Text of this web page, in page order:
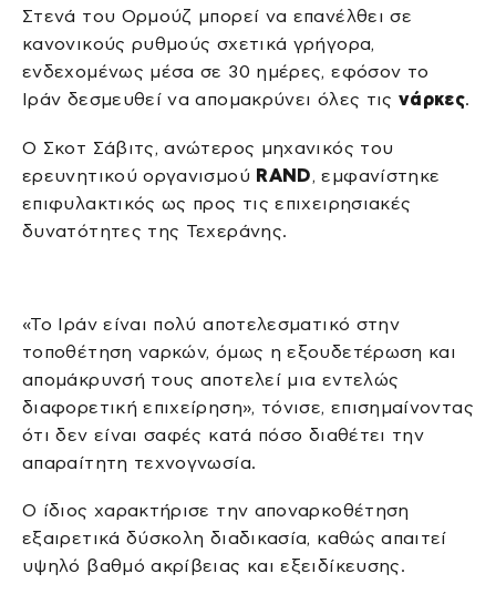
Στενά του Ορμούζ μπορεί να επανέλθει σε
κανονικούς ρυθμούς σχετικά γρήγορα,
ενδεχομένως μέσα σε 30 ημέρες, εφόσον το
Ιράν δεσμευθεί να απομακρύνει όλες τιςνάρκες.
Ο Σκοτ Σάβιτς, ανώτερος μηχανικός του
ερευνητικού οργανισμού RAND, εμφανίστηκε
επιφυλακτικός ως προς τις επιχειρησιακές
δυνατότητες της Τεχεράνης.
«Το Ιράν είναι πολύ αποτελεσματικό στην
τοποθέτηση ναρκών, όμως η εξουδετέρωση και
απομάκρυνσή τους αποτελεί μια εντελώς
διαφορετική επιχείρηση», τόνισε, επισημαίνοντας
ότι δεν είναι σαφές κατά πόσο διαθέτει την
απαραίτητη τεχνογνωσία.
Ο ίδιος χαρακτήρισε την αποναρκοθέτηση
εξαιρετικά δύσκολη διαδικασία, καθώς απαιτεί
υψηλό βαθμό ακρίβειας και εξειδίκευσης.